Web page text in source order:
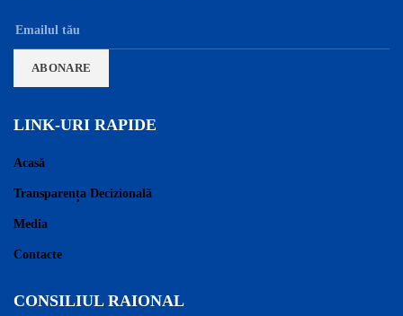
LINK-URI RAPIDE
Acasă
Transparența Decizională
Media
Contacte
CONSILIUL RAIONAL